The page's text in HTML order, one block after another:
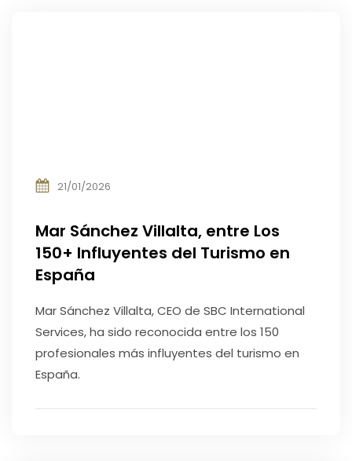
21/01/2026
Mar Sánchez Villalta, entre Los
150+ Influyentes del Turismo en
España
Mar Sánchez Villalta, CEO de SBC International
Services, ha sido reconocida entre los 150
profesionales más influyentes del turismo en
España.